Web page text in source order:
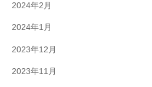
2024年2月
2024年1月
2023年12月
2023年11月